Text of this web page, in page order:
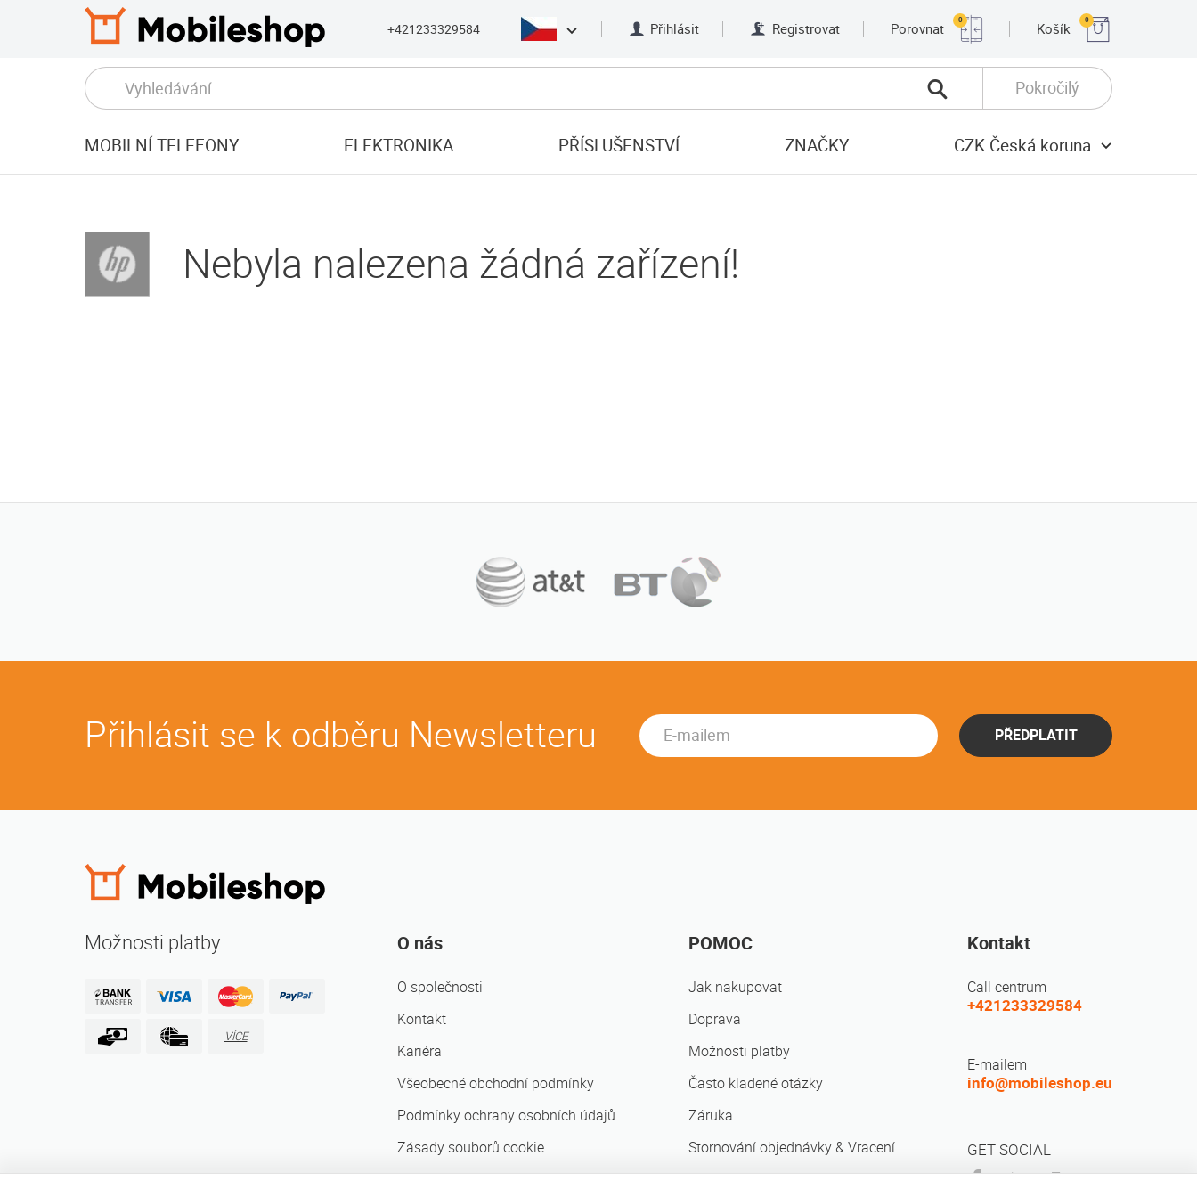
+421233329584 Přihlásit Registrovat Porovnat
0
Košík
0
Pokročilý
MOBILNÍ TELEFONY ELEKTRONIKA PŘÍSLUŠENSTVÍ ZNAČKY CZK Česká koruna
Nebyla nalezena žádná zařízení!
Přihlásit se k odběru Newsletteru PŘEDPLATIT
Možnosti platby
VÍCE
O nás
O společnosti
Kontakt
Kariéra
Všeobecné obchodní podmínky
Podmínky ochrany osobních údajů
Zásady souborů cookie
Obchodní partneři
POMOC
Jak nakupovat
Doprava
Možnosti platby
Často kladené otázky
Záruka
Stornování objednávky & Vracení
Kontakt
Call centrum
+421233329584
E-mailem
info@mobileshop.eu
GET SOCIAL